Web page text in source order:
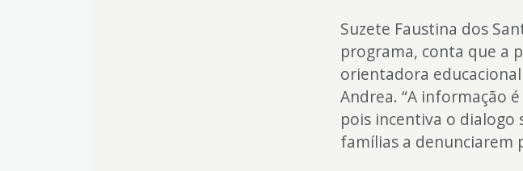
Suzete Faustina dos
programa, conta que a
orientadora
Andrea. “A informação
pois incentiva o dialogo
famílias a denunciarem